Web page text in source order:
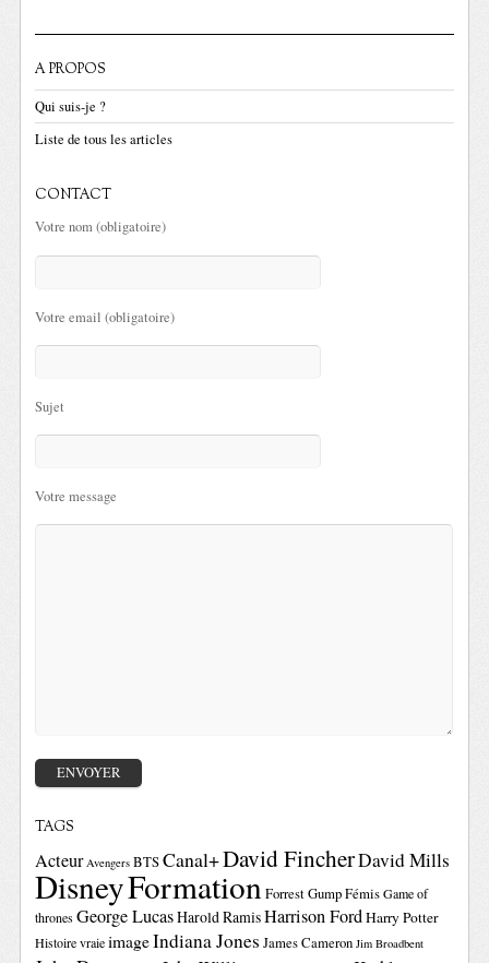
A PROPOS
Qui suis-je ?
Liste de tous les articles
CONTACT
Votre nom (obligatoire)
Votre email (obligatoire)
Sujet
Votre message
TAGS
Acteur Avengers BTSCanal+David FincherDavid Mills
DisneyFormationForrest GumpFémis Game of
thrones George LucasHarold RamisHarrison FordHarry Potter
Histoire vraie imageIndiana Jones James Cameron Jim Broadbent